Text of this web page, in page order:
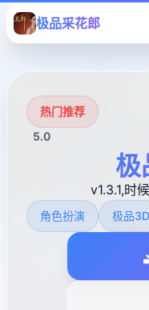
极品采花郎
热门推荐
5.0
极
v1.3.1,时
角色扮演 极品3D